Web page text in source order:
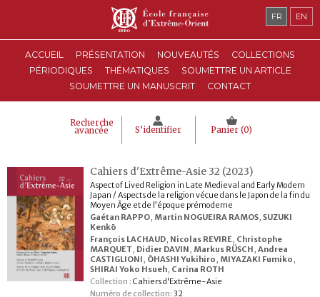
ACCUEIL PRÉSENTATION NOUVEAUTÉS
COLLECTIONS
PÉRIODIQUES
THÉMATIQUES
SOUMETTRE UN ARTICLE
SOUMETTRE UN MANUSCRIT
CONTACT
Recherche
avancée S’identifier Panier (0)
FR EN
Cahiers d'Extrême-Asie 32 (2023)
Aspect of Lived Religion in Late Medieval and Early Modern
Japan / Aspects de la religion vécue dans le Japon de la fin du
Moyen Âge et de l’époque prémoderne
Gaétan RAPPO, Martin NOGUEIRA RAMOS, SUZUKI
Kenkō
François LACHAUD, Nicolas REVIRE, Christophe
MARQUET, Didier DAVIN, Markus RÜSCH, Andrea
CASTIGLIONI, ŌHASHI Yukihiro, MIYAZAKI Fumiko,
SHIRAI Yoko Hsueh, Carina ROTH
Collection : Cahiers d'Extrême-Asie
Numéro de collection: 32